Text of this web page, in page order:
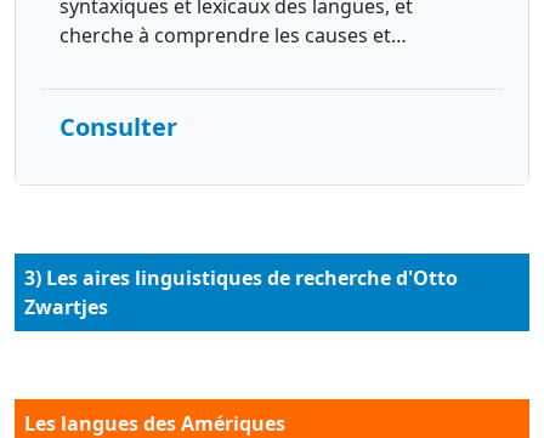
syntaxiques et lexicaux des langues, et
cherche à comprendre les causes et…
Consulter
3) Les aires linguistiques de recherche d'Otto
Zwartjes
Les langues des Amériques